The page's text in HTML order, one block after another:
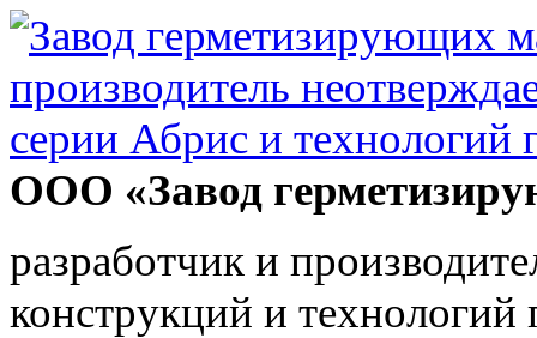
ООО «Завод
разработчик и
конструкций и